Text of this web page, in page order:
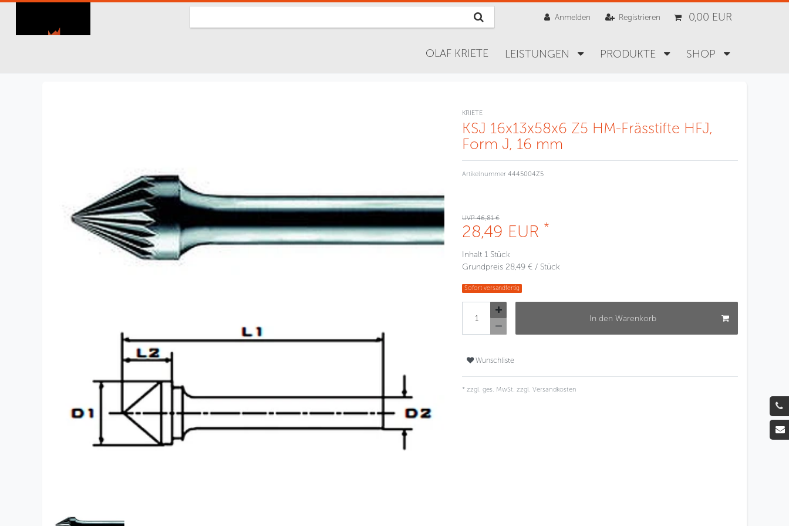
Anmelden Registrieren 0,00 EUR
OLAF KRIETE LEISTUNGEN PRODUKTE SHOP
KRIETE
KSJ 16x13x58x6 Z5 HM-Frässtifte HFJ,
Form J, 16 mm
Artikelnummer 4445004Z5
UVP 46,81 €
28,49 EUR *
Inhalt 1 Stück
Grundpreis 28,49 € / Stück
Sofort versandfertig
In den Warenkorb
Wunschliste
* zzgl. ges. MwSt. zzgl. Versandkosten